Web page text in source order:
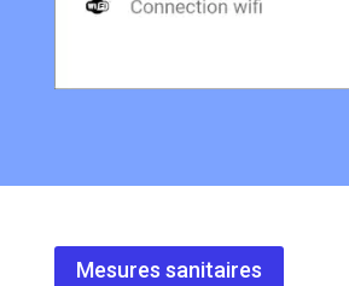
Mesures sanitaires